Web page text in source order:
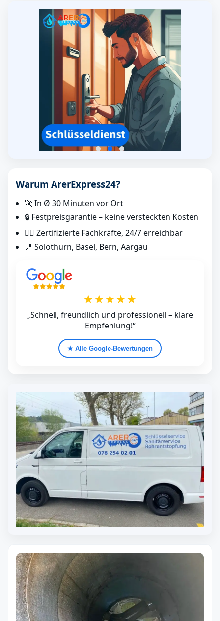
Warum ArerExpress24?
🚀 In Ø 30 Minuten vor Ort
🔒 Festpreisgarantie – keine versteckten Kosten
👷‍♂️ Zertifizierte Fachkräfte, 24/7 erreichbar
📍 Solothurn, Basel, Bern, Aargau
★★★★★
„Schnell, freundlich und professionell – klare
Empfehlung!“
★ Alle Google‑Bewertungen